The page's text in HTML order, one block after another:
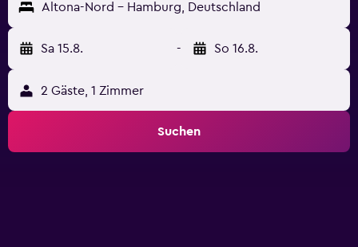
Altona-Nord - Hamburg, Deutschland
Sa 15.8. - So 16.8.
2 Gäste, 1 Zimmer
Suchen